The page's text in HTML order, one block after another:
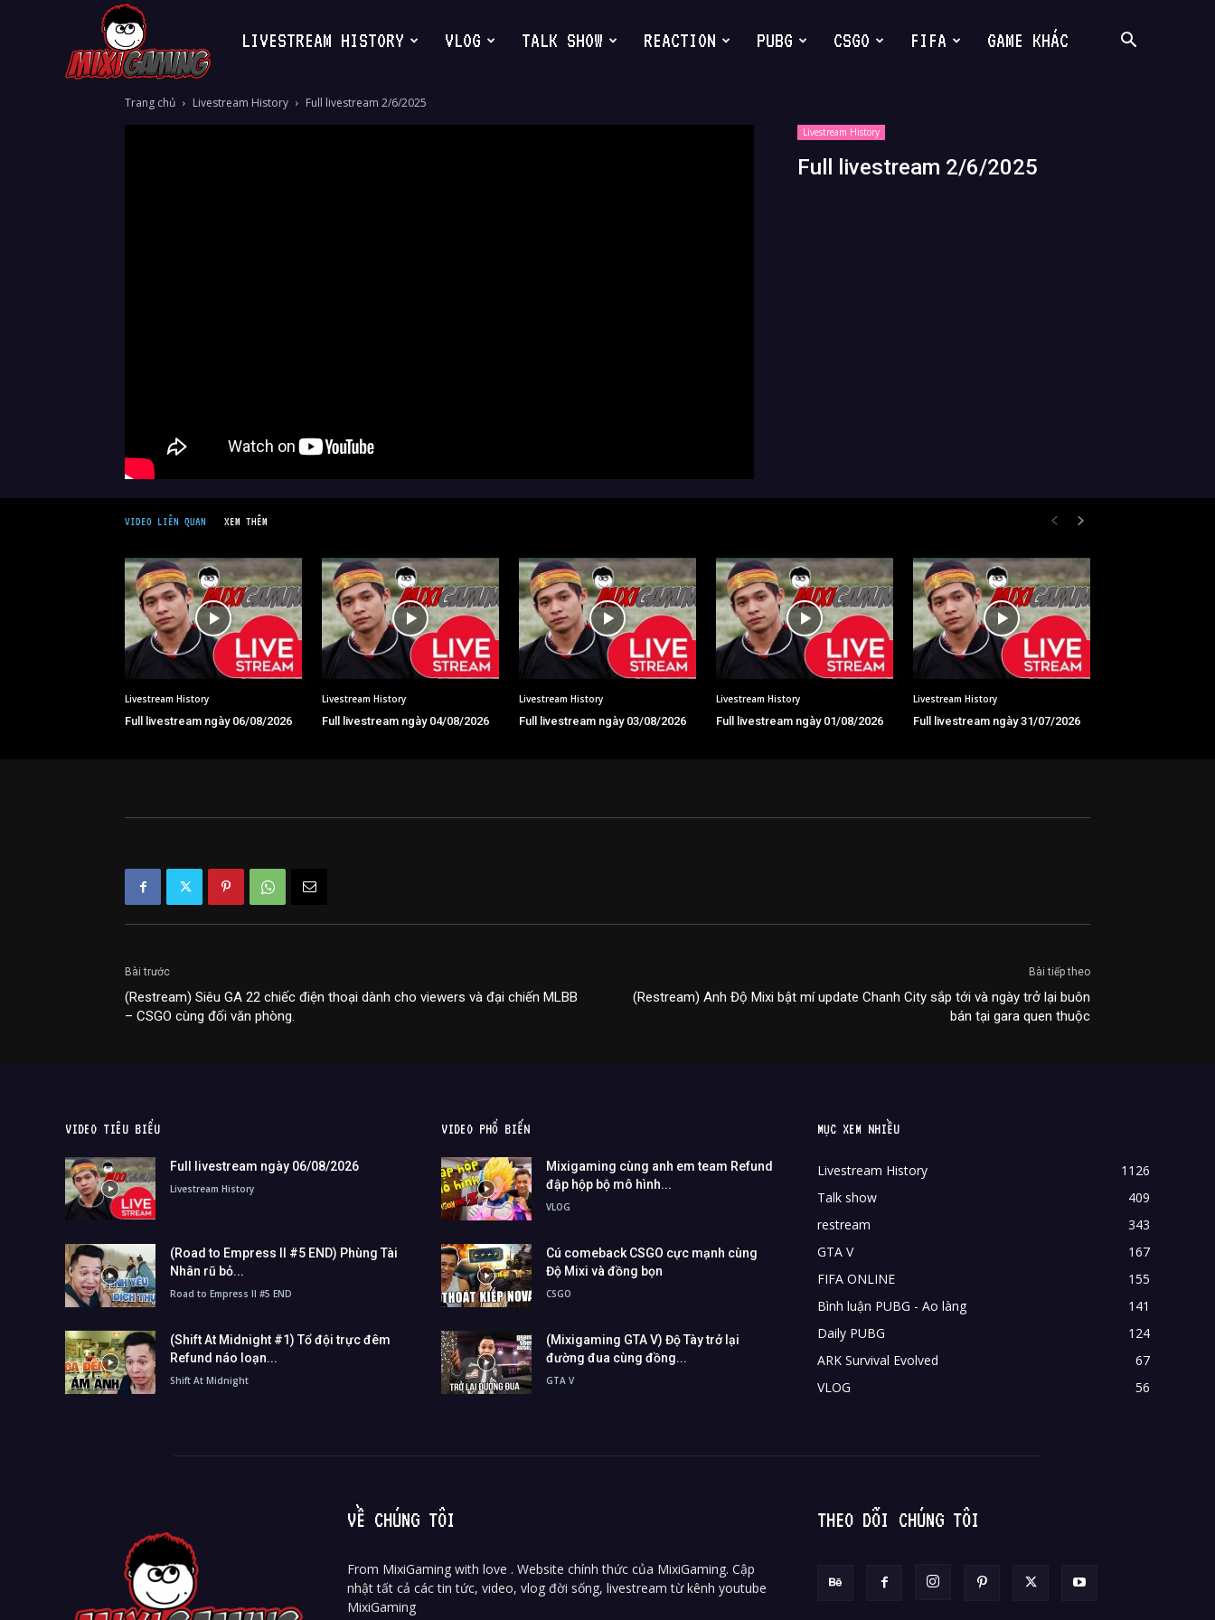
MixiGaming
LIVESTREAM HISTORY VLOG TALK SHOW REACTION PUBG CSGO FIFA GAME KHÁC
Trang chủ Livestream History Full livestream 2/6/2025
Livestream History
Full livestream 2/6/2025
VIDEO LIÊN QUAN XEM THÊM
Livestream History
Full livestream ngày 06/08/2026
Livestream History
Full livestream ngày 04/08/2026
Livestream History
Full livestream ngày 03/08/2026
Livestream History
Full livestream ngày 01/08/2026
Livestream History
Full livestream ngày 31/07/2026
Bài trước
(Restream) Siêu GA 22 chiếc điện thoại dành cho viewers và đại chiến MLBB
– CSGO cùng đối văn phòng.
Bài tiếp theo
(Restream) Anh Độ Mixi bật mí update Chanh City sắp tới và ngày trở lại buôn
bán tại gara quen thuộc
VIDEO TIÊU BIỂU
Full livestream ngày 06/08/2026
Livestream History
(Road to Empress II #5 END) Phùng Tài
Nhân rũ bỏ...
Road to Empress II #5 END
(Shift At Midnight #1) Tổ đội trực đêm
Refund náo loạn...
Shift At Midnight
VIDEO PHỔ BIẾN
Mixigaming cùng anh em team Refund
đập hộp bộ mô hình...
VLOG
Cú comeback CSGO cực mạnh cùng
Độ Mixi và đồng bọn
CSGO
(Mixigaming GTA V) Độ Tày trở lại
đường đua cùng đồng...
GTA V
MỤC XEM NHIỀU
Livestream History
1126
Talk show
409
restream
343
GTA V
167
FIFA ONLINE
155
Bình luận PUBG - Ao làng
141
Daily PUBG
124
ARK Survival Evolved
67
VLOG
56
VỀ CHÚNG TÔI
From MixiGaming with love . Website chính thức của MixiGaming. Cập
nhật tất cả các tin tức, video, vlog đời sống, livestream từ kênh youtube
MixiGaming
THEO DÕI CHÚNG TÔI